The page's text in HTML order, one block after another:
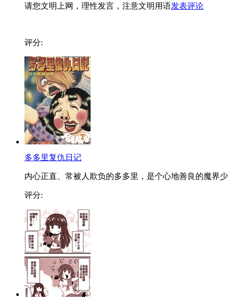
请您文明上网，理性发言，注意文明用语发表评论
评分:
多多里复仇日记
内心正直、常被人欺负的多多里，是个心地善良的魔界
评分: